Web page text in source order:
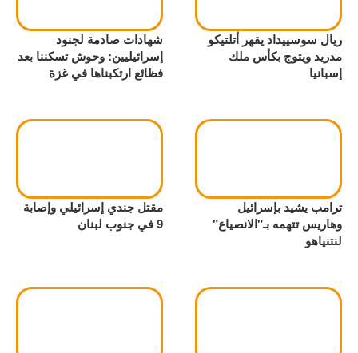
ريال سوسييداد يقهر أتلتيكو
مدريد ويتوج بكأس ملك
إسبانيا
شهادات صادمة لجنود
إسرائيليين: وحوش تسكننا بعد
فظائع ارتكبناها في غزة
ترامب يشيد بإسرائيل
وهاريس تتهمه بـ"الانصياع"
لنتنياهو
مقتل جندي إسرائيلي وإصابة
9 في جنوب لبنان